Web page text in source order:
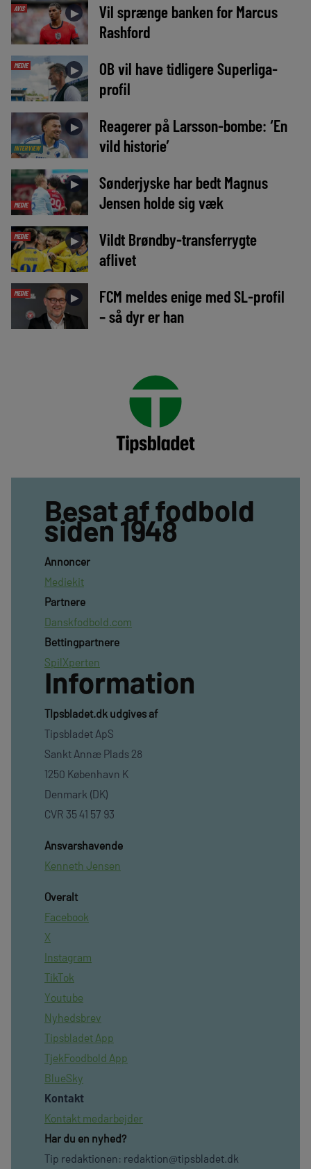
AVIS ►
Vil sprænge banken for Marcus
Rashford
MEDIE ►
OB vil have tidligere Superliga-
profil
INTERVIEW
►
Reagerer på Larsson-bombe: ‘En
vild historie’
MEDIE
►
Sønderjyske har bedt Magnus
Jensen holde sig væk
MEDIE ►
Vildt Brøndby-transferrygte
aflivet
MEDIE ►
FCM meldes enige med SL-profil
– så dyr er han
Besat af fodbold
siden 1948
Annoncer
Mediekit
Partnere
Danskfodbold.com
Bettingpartnere
SpilXperten
Information
TIpsbladet.dk udgives af
Tipsbladet ApS
Sankt Annæ Plads 28
1250 København K
Denmark (DK)
CVR 35 41 57 93
Ansvarshavende
Kenneth Jensen
Overalt
Facebook
X
Instagram
TikTok
Youtube
Nyhedsbrev
Tipsbladet App
TjekFoodbold App
BlueSky
Kontakt
Kontakt medarbejder
Har du en nyhed?
Tip redaktionen: redaktion@tipsbladet.dk